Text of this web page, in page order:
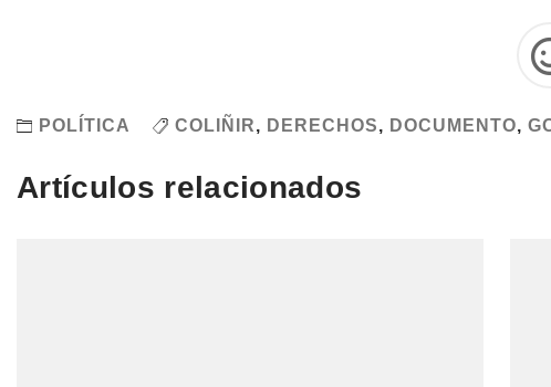
POLÍTICA COLIÑIR, DERECHOS, DOCUMENTO,
Artículos relacionados